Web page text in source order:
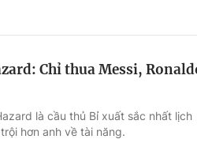
Chỉ thua Messi,
là cầu thủ Bỉ xuất sắc nhất lịch
hơn anh về tài năng.